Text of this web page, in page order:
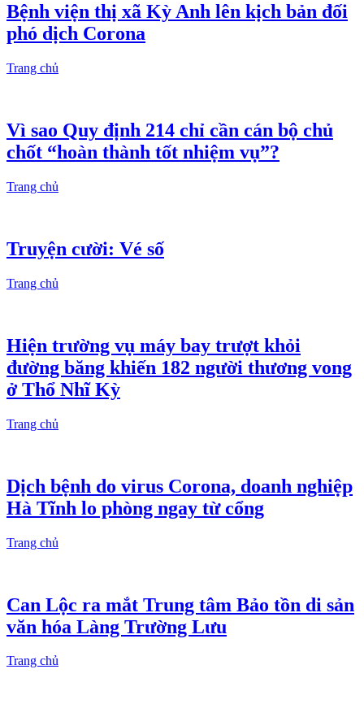
Bệnh viện thị xã Kỳ Anh lên kịch bản đối
phó dịch Corona
Trang chủ
Vì sao Quy định 214 chỉ cần cán bộ chủ
chốt “hoàn thành tốt nhiệm vụ”?
Trang chủ
Truyện cười: Vé số
Trang chủ
Hiện trường vụ máy bay trượt khỏi
đường băng khiến 182 người thương vong
ở Thổ Nhĩ Kỳ
Trang chủ
Dịch bệnh do virus Corona, doanh nghiệp
Hà Tĩnh lo phòng ngay từ cổng
Trang chủ
Can Lộc ra mắt Trung tâm Bảo tồn di sản
văn hóa Làng Trường Lưu
Trang chủ